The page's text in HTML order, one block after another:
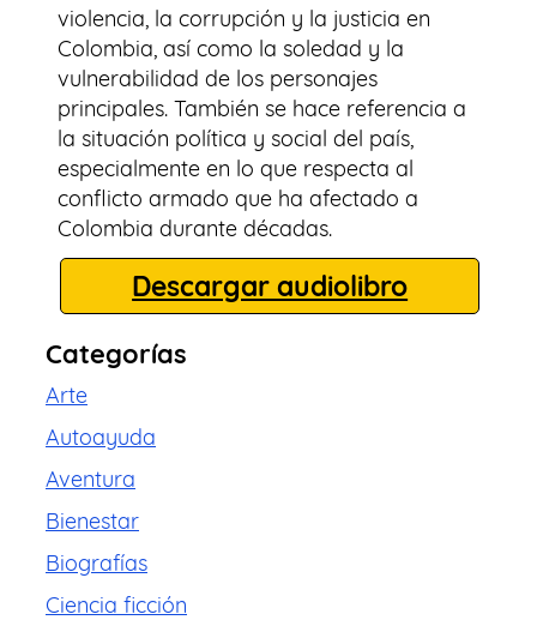
violencia, la corrupción y la justicia en
Colombia, así como la soledad y la
vulnerabilidad de los personajes
principales. También se hace referencia a
la situación política y social del país,
especialmente en lo que respecta al
conflicto armado que ha afectado a
Colombia durante décadas.
Descargar audiolibro
Categorías
Arte
Autoayuda
Aventura
Bienestar
Biografías
Ciencia ficción